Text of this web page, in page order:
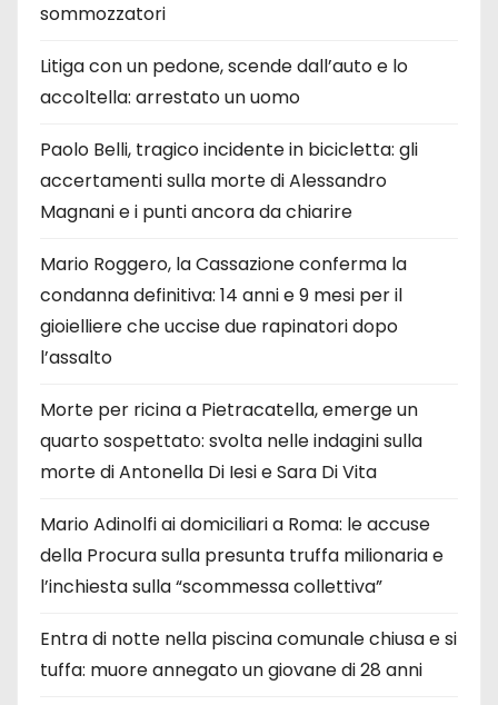
sommozzatori
Litiga con un pedone, scende dall’auto e lo
accoltella: arrestato un uomo
Paolo Belli, tragico incidente in bicicletta: gli
accertamenti sulla morte di Alessandro
Magnani e i punti ancora da chiarire
Mario Roggero, la Cassazione conferma la
condanna definitiva: 14 anni e 9 mesi per il
gioielliere che uccise due rapinatori dopo
l’assalto
Morte per ricina a Pietracatella, emerge un
quarto sospettato: svolta nelle indagini sulla
morte di Antonella Di Iesi e Sara Di Vita
Mario Adinolfi ai domiciliari a Roma: le accuse
della Procura sulla presunta truffa milionaria e
l’inchiesta sulla “scommessa collettiva”
Entra di notte nella piscina comunale chiusa e si
tuffa: muore annegato un giovane di 28 anni